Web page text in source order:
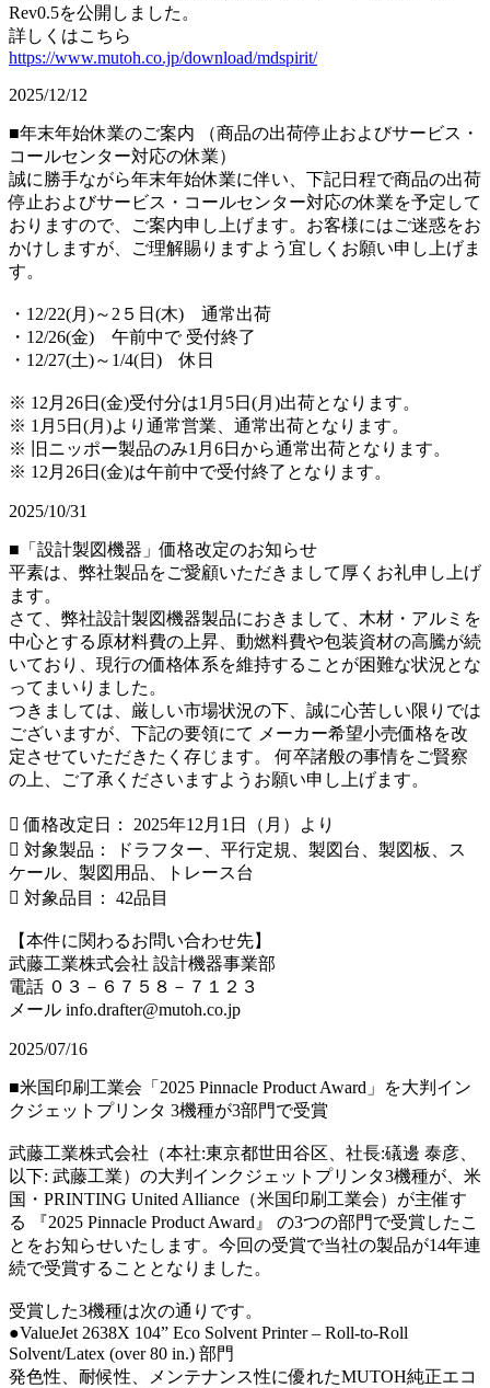
Rev0.5を公開しました。
詳しくはこちら
https://www.mutoh.co.jp/download/mdspirit/
2025/12/12
■年末年始休業のご案内 （商品の出荷停止およびサービス・
コールセンター対応の休業）
誠に勝手ながら年末年始休業に伴い、下記日程で商品の出荷
停止およびサービス・コールセンター対応の休業を予定して
おりますので、ご案内申し上げます。お客様にはご迷惑をお
かけしますが、ご理解賜りますよう宜しくお願い申し上げま
す。
・12/22(月)～2５日(木) 通常出荷
・12/26(金) 午前中で 受付終了
・12/27(土)～1/4(日) 休日
※ 12月26日(金)受付分は1月5日(月)出荷となります。
※ 1月5日(月)より通常営業、通常出荷となります。
※ 旧ニッポー製品のみ1月6日から通常出荷となります。
※ 12月26日(金)は午前中で受付終了となります。
2025/10/31
■「設計製図機器」価格改定のお知らせ
平素は、弊社製品をご愛顧いただきまして厚くお礼申し上げ
ます。
さて、弊社設計製図機器製品におきまして、木材・アルミを
中心とする原材料費の上昇、動燃料費や包装資材の高騰が続
いており、現行の価格体系を維持することが困難な状況とな
ってまいりました。
つきましては、厳しい市場状況の下、誠に心苦しい限りでは
ございますが、下記の要領にて メーカー希望小売価格を改
定させていただきたく存じます。 何卒諸般の事情をご賢察
の上、ご了承くださいますようお願い申し上げます。
 価格改定日： 2025年12月1日（月）より
 対象製品： ドラフター、平行定規、製図台、製図板、ス
ケール、製図用品、トレース台
 対象品目： 42品目
【本件に関わるお問い合わせ先】
武藤工業株式会社 設計機器事業部
電話 ０３－６７５８－７１２３
メール info.drafter@mutoh.co.jp
2025/07/16
■米国印刷工業会「2025 Pinnacle Product Award」を大判イン
クジェットプリンタ 3機種が3部門で受賞
武藤工業株式会社（本社:東京都世田谷区、社長:礒邊 泰彦、
以下: 武藤工業）の大判インクジェットプリンタ3機種が、米
国・PRINTING United Alliance（米国印刷工業会）が主催す
る 『2025 Pinnacle Product Award』 の3つの部門で受賞したこ
とをお知らせいたします。今回の受賞で当社の製品が14年連
続で受賞することとなりました。
受賞した3機種は次の通りです。
●ValueJet 2638X 104” Eco Solvent Printer – Roll-to-Roll
Solvent/Latex (over 80 in.) 部門
発色性、耐候性、メンテナンス性に優れたMUTOH純正エコ